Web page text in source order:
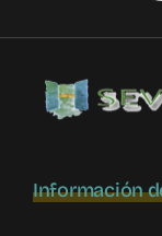
Información